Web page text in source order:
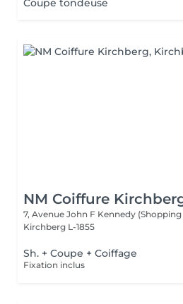
Coupe tondeuse
NM Coiffure
7, Avenue John F Kennedy
Kirchberg L-1855
Sh. + Coupe + Coiffage
Fixation inclus